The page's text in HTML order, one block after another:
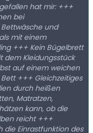
bei
und
mit einem
+++ Kein Bügelbrett
Kleidungsstück
auf einem weichen
+++ Gleichzeitiges
durch heißen
Matratzen,
kann, ob die
reicht +++
die Einrastfunktion des